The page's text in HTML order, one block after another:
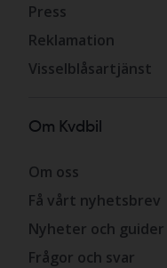
Press
Reklamation
Visselblåsartjänst
Om Kvdbil
Om oss
Få vårt nyhetsbrev
Nyheter och guider
Frågor och svar